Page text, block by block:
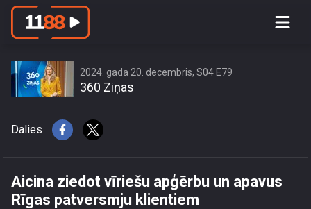
Aicina ziedot vīriešu apģērbu un
2024. gada 20. decembris, S04 E79
360 Ziņas
Dalies
Aicina ziedot vīriešu apģērbu un apavus
Rīgas patversmju klientiem